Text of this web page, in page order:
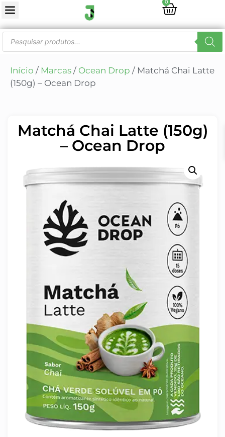
0
Início / Marcas / Ocean Drop / Matchá Chai Latte
(150g) – Ocean Drop
Matchá Chai Latte (150g)
– Ocean Drop